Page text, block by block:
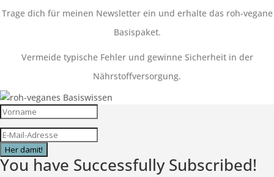
Trage dich für meinen Newsletter ein und erhalte das roh-vegane
Basispaket.
Vermeide typische Fehler und gewinne Sicherheit in der
Nährstoffversorgung.
Her damit!
You have Successfully Subscribed!